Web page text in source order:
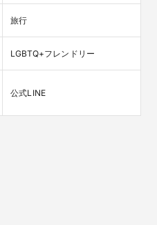
旅行
LGBTQ+フレンドリー
公式LINE